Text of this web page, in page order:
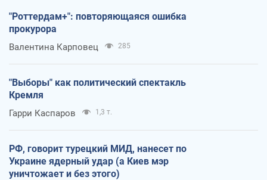
"Роттердам+": повторяющаяся ошибка
прокурора
Валентина Карповец 285
"Выборы" как политический спектакль
Кремля
Гарри Каспаров 1,3 т.
РФ, говорит турецкий МИД, нанесет по
Украине ядерный удар (а Киев мэр
уничтожает и без этого)